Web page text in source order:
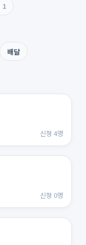
1
배달
신청 4명
신청 0명